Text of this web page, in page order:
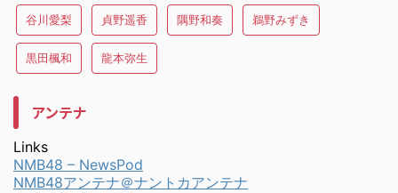
谷川愛梨 貞野遥香 隅野和奏 鵜野みずき
黒田楓和 龍本弥生
アンテナ
Links
NMB48 – NewsPod
NMB48アンテナ＠ナントカアンテナ